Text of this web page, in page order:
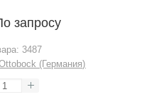
запросу
3487
(Германия)